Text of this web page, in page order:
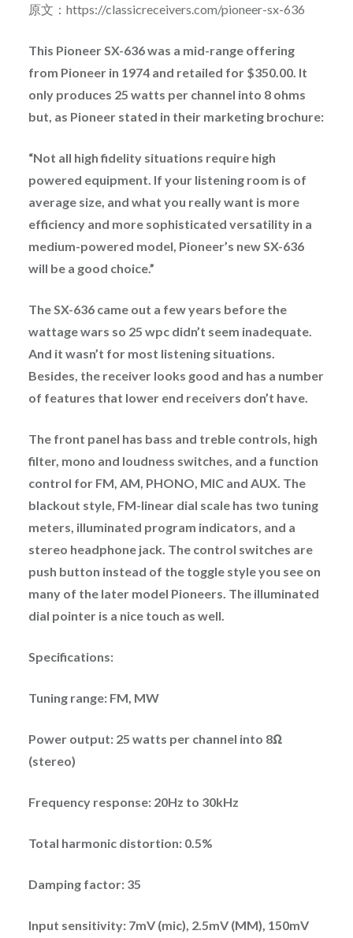
原文：https://classicreceivers.com/pioneer-sx-636
This Pioneer SX-636 was a mid-range offering
from Pioneer in 1974 and retailed for $350.00. It
only produces 25 watts per channel into 8 ohms
but, as Pioneer stated in their marketing brochure:
“Not all high fidelity situations require high
powered equipment. If your listening room is of
average size, and what you really want is more
efficiency and more sophisticated versatility in a
medium-powered model, Pioneer’s new SX-636
will be a good choice.”
The SX-636 came out a few years before the
wattage wars so 25 wpc didn’t seem inadequate.
And it wasn’t for most listening situations.
Besides, the receiver looks good and has a number
of features that lower end receivers don’t have.
The front panel has bass and treble controls, high
filter, mono and loudness switches, and a function
control for FM, AM, PHONO, MIC and AUX. The
blackout style, FM-linear dial scale has two tuning
meters, illuminated program indicators, and a
stereo headphone jack. The control switches are
push button instead of the toggle style you see on
many of the later model Pioneers. The illuminated
dial pointer is a nice touch as well.
Specifications:
Tuning range: FM, MW
Power output: 25 watts per channel into 8Ω
(stereo)
Frequency response: 20Hz to 30kHz
Total harmonic distortion: 0.5%
Damping factor: 35
Input sensitivity: 7mV (mic), 2.5mV (MM), 150mV